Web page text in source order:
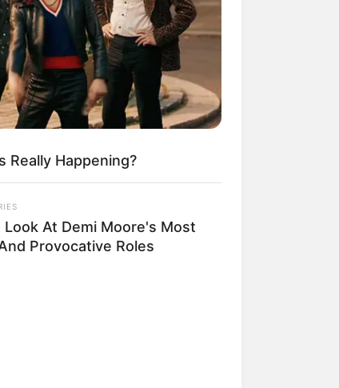
Reiseziele
Really Happening?
Look At Demi Moore's Most
Provocative Roles
Quite Like This
Five Best Scenes